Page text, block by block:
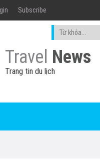
Subscribe
Travel News
Trang tin du lịch